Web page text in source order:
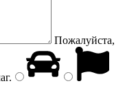
Пожалуйста,
.